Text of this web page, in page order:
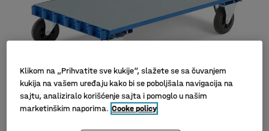
Klikom na „Prihvatite sve kukije“, slažete se sa čuvanjem
kukija na vašem uređaju kako bi se poboljšala navigacija na
sajtu, analiziralo korišćenje sajta i pomoglo u našim
marketinškim naporima. Cooke policy